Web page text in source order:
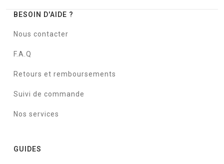
BESOIN D'AIDE ?
Nous contacter
F.A.Q
Retours et remboursements
Suivi de commande
Nos services
GUIDES